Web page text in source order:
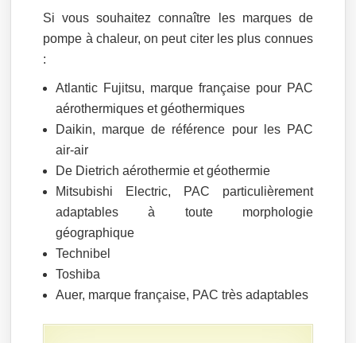
Si vous souhaitez connaître les marques de
pompe à chaleur, on peut citer les plus connues
:
Atlantic Fujitsu, marque française pour PAC
aérothermiques et géothermiques
Daikin, marque de référence pour les PAC
air-air
De Dietrich aérothermie et géothermie
Mitsubishi Electric, PAC particulièrement
adaptables à toute morphologie
géographique
Technibel
Toshiba
Auer, marque française, PAC très adaptables